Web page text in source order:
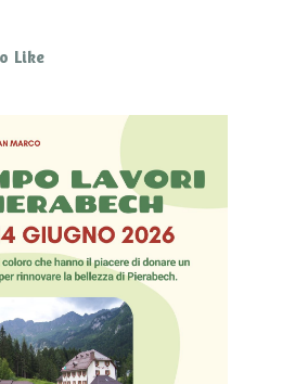
Like